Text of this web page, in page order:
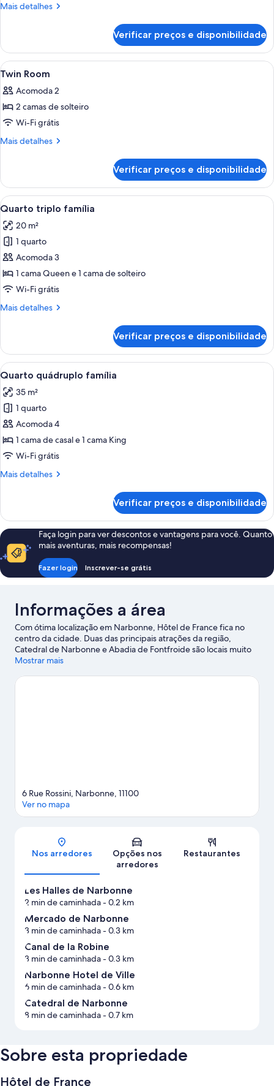
Mais detalhes
Mais
Verificar preços e disponibilidade
Carrega
todas
as
fotos
de
Twin
Quarto de hotel com cama, duas
15
Twin Room
Acomoda 2
2 camas de solteiro
Wi-Fi grátis
Mais detalhes
Mais
Room
Verificar preços e disponibilidade
Carrega
todas
as
fotos
de
Quarto
triplo
Quarto com duas camas, uma
9
Quarto triplo família
20 m²
1 quarto
Acomoda 3
1 cama Queen e 1 cama de solteiro
Wi-Fi grátis
Mais detalhes
Mais
triplo
família
Verificar preços e disponibilidade
Carrega
todas
as
fotos
de
Quarto
quádruplo
Quarto com cama, almofadas,
6
Quarto quádruplo família
35 m²
1 quarto
Acomoda 4
1 cama de casal e 1 cama King
Wi-Fi grátis
Mais detalhes
Mais
quádruplo
família
Verificar preços e disponibilidade
Faça login para ver descontos e vantagens para você. Quanto
mais aventuras, mais recompensas!
Fazer login Inscrever-se grátis
Informações a área
Com ótima localização em Narbonne, Hôtel de France fica no
centro da cidade. Duas das principais atrações da região,
Catedral de Narbonne e Abadia de Fontfroide são locais muito
procurados pelos visitantes, que também são atraídos pelas
Méditerranée e Étang de Sigean. Réserve Africaine de Sigean é
Mostrar mais
Mapa
6 Rue Rossini, Narbonne, 11100
Ver no mapa
Nos arredores
Opções nos
arredores
Restaurantes
Les Halles de Narbonne
2 min de caminhada- 0.2 km
Mercado de Narbonne
3 min de caminhada- 0.3 km
Canal de la Robine
3 min de caminhada- 0.3 km
Narbonne Hotel de Ville
6 min de caminhada- 0.6 km
Catedral de Narbonne
8 min de caminhada- 0.7 km
Sobre esta propriedade
Hôtel de France